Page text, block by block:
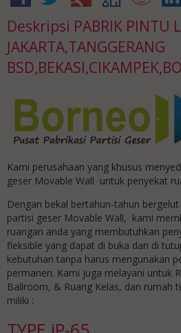
Deskripsi PABRIK PINTU
JAKARTA,TANGGERANG
Kami perusahaan yang khusus
geser Movable Wall untuk penyekat
Dengan bekal bertahun-tahun
partisi geser Movable Wall, kami
ruangan anda yang membutuhkan
fleksible yang dapat di buka dan di
kebutuhan tanpa harus mengunakan
permanen. Kami juga melayani untuk
Ballroom, & Ruang Kelas, dan rumah
miliki :